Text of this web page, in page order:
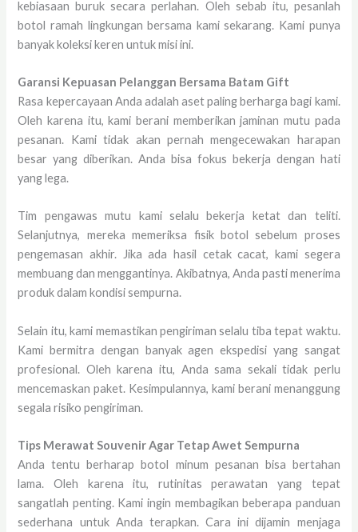
kebiasaan buruk secara perlahan. Oleh sebab itu, pesanlah
botol ramah lingkungan bersama kami sekarang. Kami punya
banyak koleksi keren untuk misi ini.
Garansi Kepuasan Pelanggan Bersama Batam Gift
Rasa kepercayaan Anda adalah aset paling berharga bagi kami.
Oleh karena itu, kami berani memberikan jaminan mutu pada
pesanan. Kami tidak akan pernah mengecewakan harapan
besar yang diberikan. Anda bisa fokus bekerja dengan hati
yang lega.
Tim pengawas mutu kami selalu bekerja ketat dan teliti.
Selanjutnya, mereka memeriksa fisik botol sebelum proses
pengemasan akhir. Jika ada hasil cetak cacat, kami segera
membuang dan menggantinya. Akibatnya, Anda pasti menerima
produk dalam kondisi sempurna.
Selain itu, kami memastikan pengiriman selalu tiba tepat waktu.
Kami bermitra dengan banyak agen ekspedisi yang sangat
profesional. Oleh karena itu, Anda sama sekali tidak perlu
mencemaskan paket. Kesimpulannya, kami berani menanggung
segala risiko pengiriman.
Tips Merawat Souvenir Agar Tetap Awet Sempurna
Anda tentu berharap botol minum pesanan bisa bertahan
lama. Oleh karena itu, rutinitas perawatan yang tepat
sangatlah penting. Kami ingin membagikan beberapa panduan
sederhana untuk Anda terapkan. Cara ini dijamin menjaga